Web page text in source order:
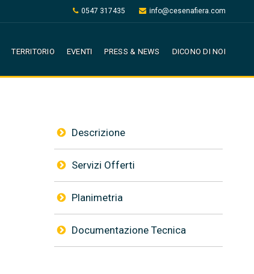
0547 317435 info@cesenafiera.com
TERRITORIO EVENTI PRESS & NEWS DICONO DI NOI
Descrizione
Servizi Offerti
Planimetria
Documentazione Tecnica